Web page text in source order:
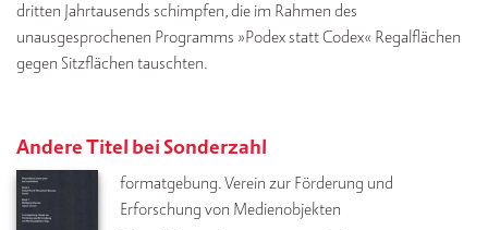
dritten Jahrtausends schimpfen, die im Rahmen des
unausgesprochenen Programms »Podex statt Codex« Regalflächen
gegen Sitzflächen tauschten.
Andere Titel bei Sonderzahl
formatgebung. Verein zur Förderung und
Erforschung von Medienobjekten